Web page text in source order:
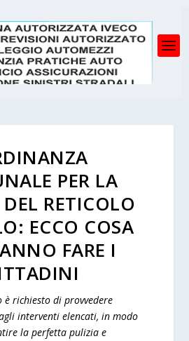
PER LA
RETICOLO
ECCO COSA
FARE I
è richiesto di provvedere
interventi elencati, in modo
la perfetta pulizia e